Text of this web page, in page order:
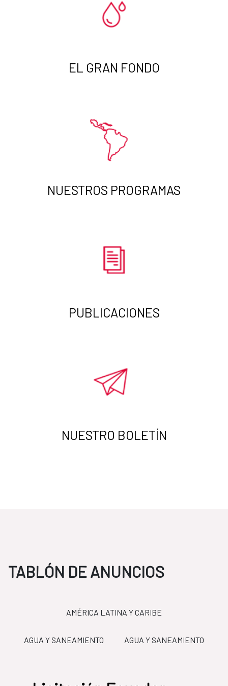
EL GRAN FONDO
NUESTROS PROGRAMAS
PUBLICACIONES
NUESTRO BOLETÍN
TABLÓN DE ANUNCIOS
AMÉRICA LATINA Y CARIBE
AGUA Y SANEAMIENTO AGUA Y SANEAMIENTO